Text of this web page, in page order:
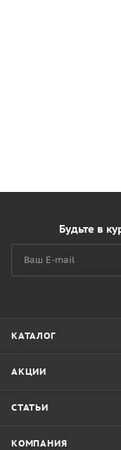
Будьте в
КАТАЛОГ
АКЦИИ
СТАТЬИ
КОМПАНИЯ